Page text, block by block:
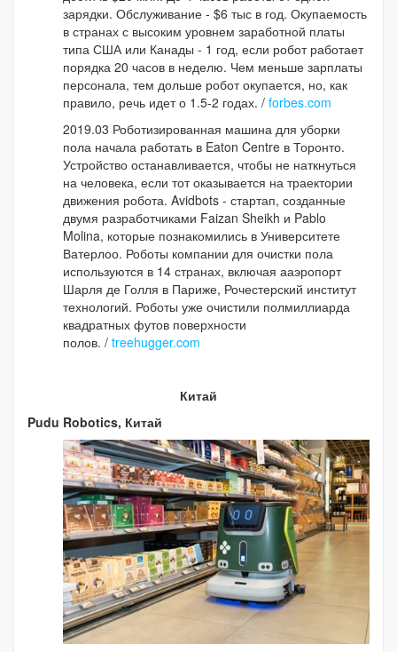
зарядки. Обслуживание - $6 тыс в год. Окупаемость
в странах с высоким уровнем заработной платы
типа США или Канады - 1 год, если робот работает
порядка 20 часов в неделю. Чем меньше зарплаты
персонала, тем дольше робот окупается, но, как
правило, речь идет о 1.5-2 годах. / forbes.com
2019.03 Роботизированная машина для уборки
пола начала работать в Eaton Centre в Торонто.
Устройство останавливается, чтобы не наткнуться
на человека, если тот оказывается на траектории
движения робота. Avidbots - стартап, созданные
двумя разработчиками Faizan Sheikh и Pablo
Molina, которые познакомились в Университете
Ватерлоо. Роботы компании для очистки пола
используются в 14 странах, включая ааэропорт
Шарля де Голля в Париже, Рочестерский институт
технологий. Роботы уже очистили полмиллиарда
квадратных футов поверхности
полов. / treehugger.com
Китай
Pudu Robotics, Китай